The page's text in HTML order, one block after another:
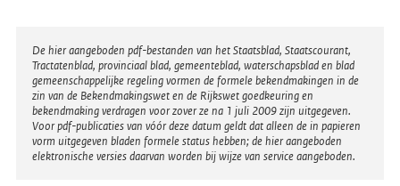
Disclaimer
De hier aangeboden pdf-bestanden van het Staatsblad, Staatscourant,
Tractatenblad, provinciaal blad, gemeenteblad, waterschapsblad en blad
gemeenschappelijke regeling vormen de formele bekendmakingen in de
zin van de Bekendmakingswet en de Rijkswet goedkeuring en
bekendmaking verdragen voor zover ze na 1 juli 2009 zijn uitgegeven.
Voor pdf-publicaties van vóór deze datum geldt dat alleen de in papieren
vorm uitgegeven bladen formele status hebben; de hier aangeboden
elektronische versies daarvan worden bij wijze van service aangeboden.